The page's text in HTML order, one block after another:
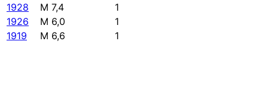
1928
M 7,4
1
1926
M 6,0
1
1919
M 6,6 1